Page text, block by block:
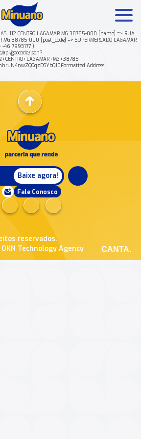
112 CENTRO LAGAMAR MG 38785-000 [name] => RUA
MG 38785-000 [post_code] => SUPERMERCADO LAGAMAR
-46.7993177 )
geocode/json?
Address:
Baixe agora!
Fale Conosco
reservados.
Technology Agency
CANTA.
Minuano Rende +